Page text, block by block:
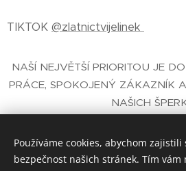
TIKTOK @zlatnictvijelinek
NAŠÍ NEJVĚTŠÍ PRIORITOU JE
PRÁCE, SPOKOJENÝ ZÁKAZNÍK
NAŠICH
JELÍNEK®
Používáme cookies, abychom
bezpečnost našich stránek. Tím